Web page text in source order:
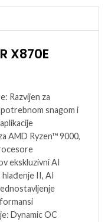
X870E
Razvijen za
snagom i
AMD Ryzen™ 9000,
ekskluzivni AI
II, AI
Dynamic OC